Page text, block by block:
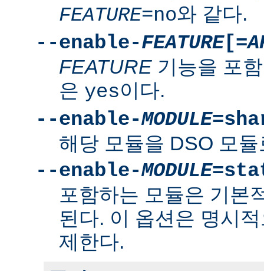
FEATURE=no와 같다.
--enable-FEATURE[=
FEATURE 기능을 포
은 yes이다.
--enable-MODULE
해당 모듈을 DSO 모
--enable-MODULE
포함하는 모듈은 기본
된다. 이 옵션은 명시
제한다.